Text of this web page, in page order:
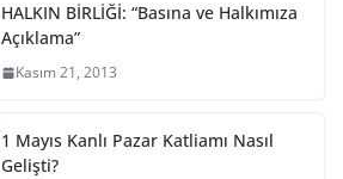
HALKIN BİRLİĞİ: “Basına ve Halkımıza
Açıklama”
Kasım 21, 2013
1 Mayıs Kanlı Pazar Katliamı Nasıl
Gelişti?